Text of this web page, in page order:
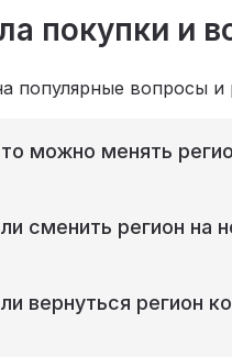
покупки и
популярные вопросы
можно менять
сменить регион на
вернуться регион